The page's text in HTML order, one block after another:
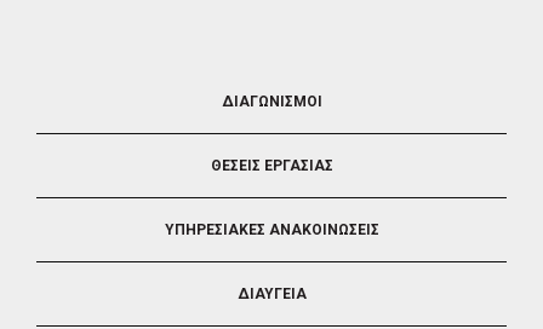
ΔΙΑΓΩΝΙΣΜΟΙ
ΘΕΣΕΙΣ ΕΡΓΑΣΙΑΣ
ΥΠΗΡΕΣΙΑΚΕΣ ΑΝΑΚΟΙΝΩΣΕΙΣ
ΔΙΑΥΓΕΙΑ